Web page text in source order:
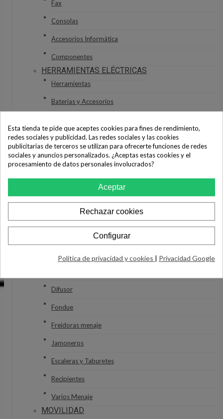
Fax
Consolas
Accesorios Informática
Componentes
HERRAMIENTAS ELÉCTRICAS
Herramientas
Baterias y Accesorios
MENAJE
Ollas
Sartenes
Cafeteras Menaje
Carritos de la compra
Difusor
Fondue
Freidoras menaje
Jamoneros
Escaleras y Taburetes
Recipientes
Varios Menaje
MOVILIDAD
Esta tienda te pide que aceptes cookies para fines de rendimiento,
redes sociales y publicidad. Las redes sociales y las cookies
publicitarias de terceros se utilizan para ofrecerte funciones de redes
sociales y anuncios personalizados. ¿Aceptas estas cookies y el
procesamiento de datos personales involucrados?
Aceptar
Rechazar cookies
Configurar
Política de privacidad y cookies | Privacidad Google